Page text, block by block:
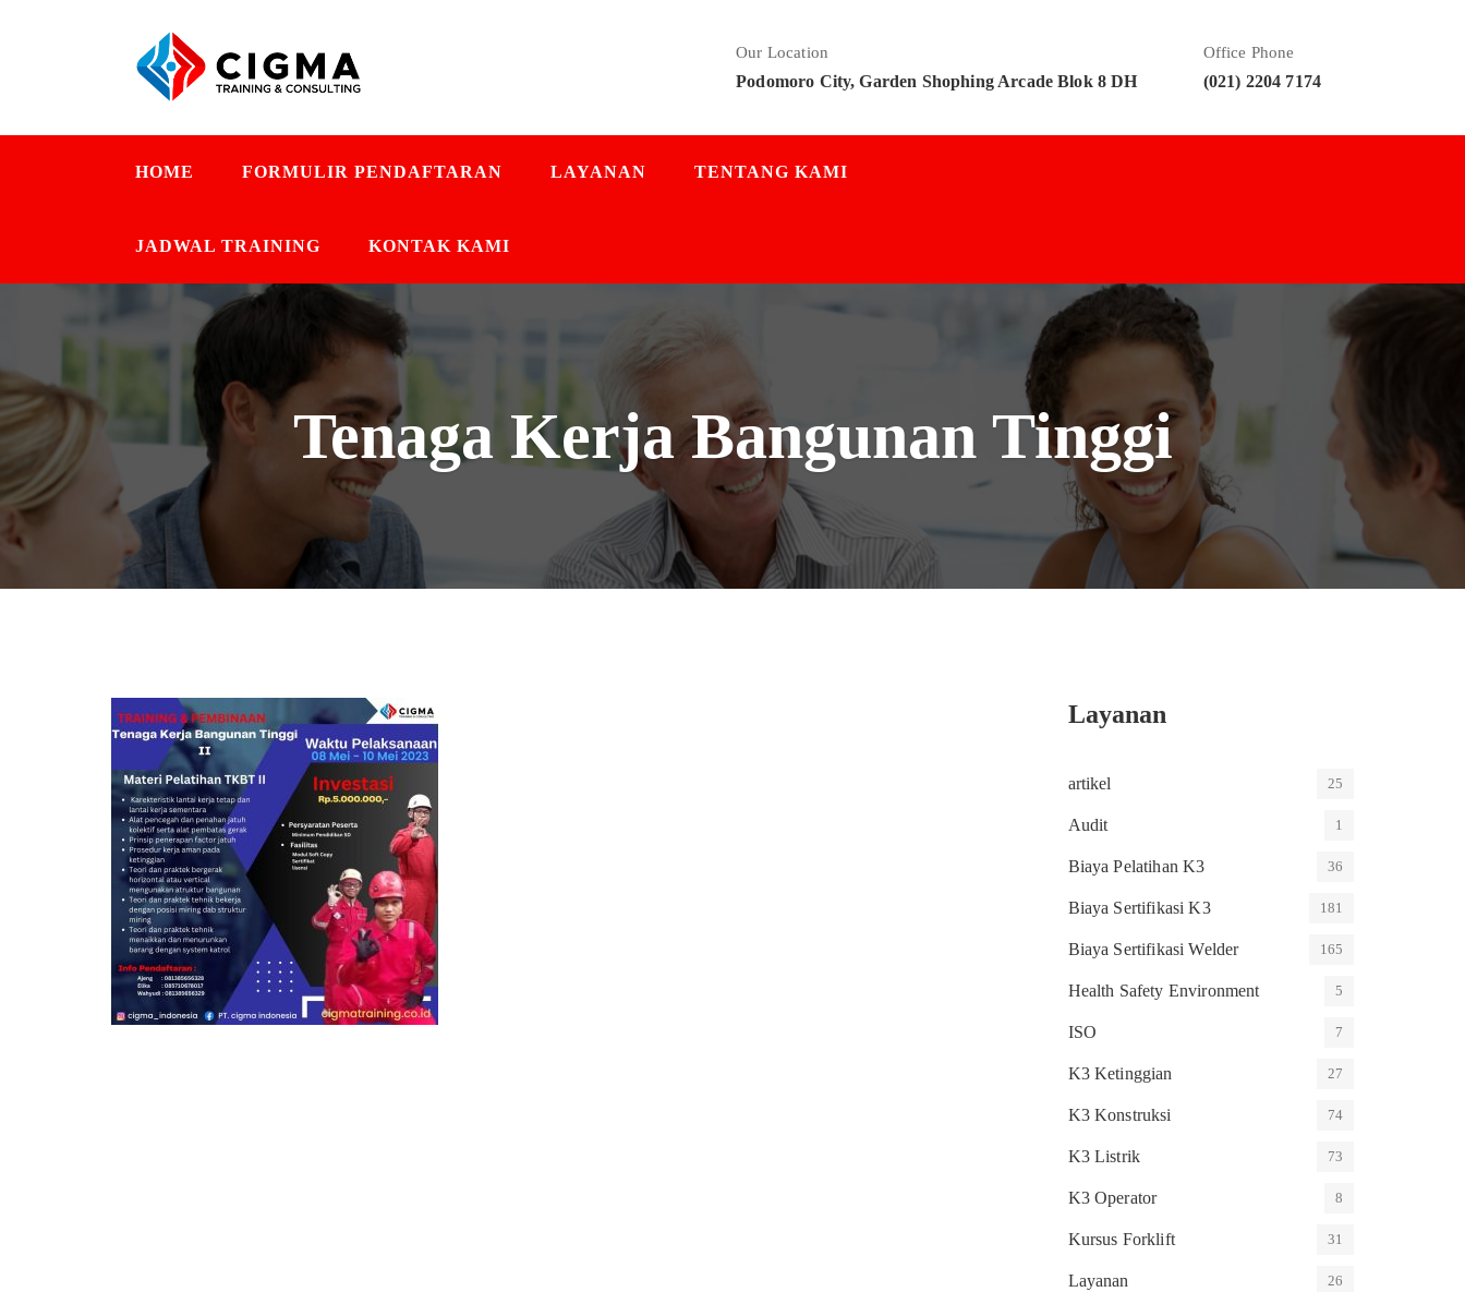
Our Location
Podomoro City, Garden Shophing Arcade Blok 8 DH
Office Phone
(021) 2204 7174
HOME FORMULIR PENDAFTARAN LAYANAN TENTANG KAMI
JADWAL TRAINING KONTAK KAMI
Tenaga Kerja Bangunan Tinggi
Layanan
artikel 25
Audit 1
Biaya Pelatihan K3 36
Biaya Sertifikasi K3 181
Biaya Sertifikasi Welder 165
Health Safety Environment 5
ISO 7
K3 Ketinggian 27
K3 Konstruksi 74
K3 Listrik 73
K3 Operator 8
Kursus Forklift 31
Layanan 26